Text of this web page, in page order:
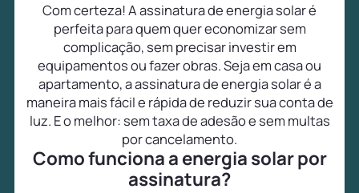
Com certeza! A assinatura de energia solar é
perfeita para quem quer economizar sem
complicação, sem precisar investir em
equipamentos ou fazer obras. Seja em casa ou
apartamento, a assinatura de energia solar é a
maneira mais fácil e rápida de reduzir sua conta de
luz. E o melhor: sem taxa de adesão e sem multas
por cancelamento.
Como funciona a energia solar por
assinatura?